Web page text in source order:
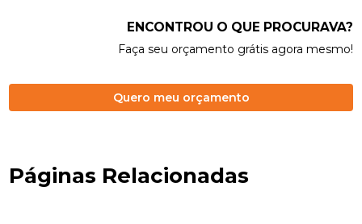
ENCONTROU O QUE PROCURAVA?
Faça seu orçamento grátis agora mesmo!
Quero meu orçamento
Páginas Relacionadas